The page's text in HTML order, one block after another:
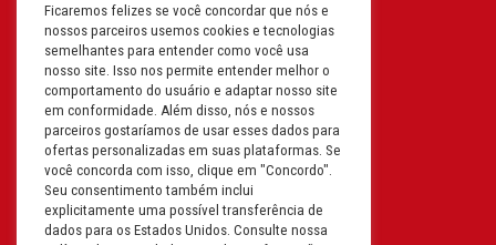
Filial: Av. Odila Chaves Rodrigues,
1277
Parque industrial RM - Condomínio
Therapark - Jundiaí - São Paulo
CEP: 13.213-087 | CNPJ:
61.193.496/0018-08
I.E: 407.642.800.114
Filial: Rua em Projeto G, 728 – Letra A
Ficaremos felizes se você concordar que nós e
nossos parceiros usemos cookies e tecnologias
semelhantes para entender como você usa
nosso site. Isso nos permite entender melhor o
comportamento do usuário e adaptar nosso site
em conformidade. Além disso, nós e nossos
parceiros gostaríamos de usar esses dados para
ofertas personalizadas em suas plataformas. Se
você concorda com isso, clique em "Concordo".
Seu consentimento também inclui
explicitamente uma possível transferência de
dados para os Estados Unidos. Consulte nossa